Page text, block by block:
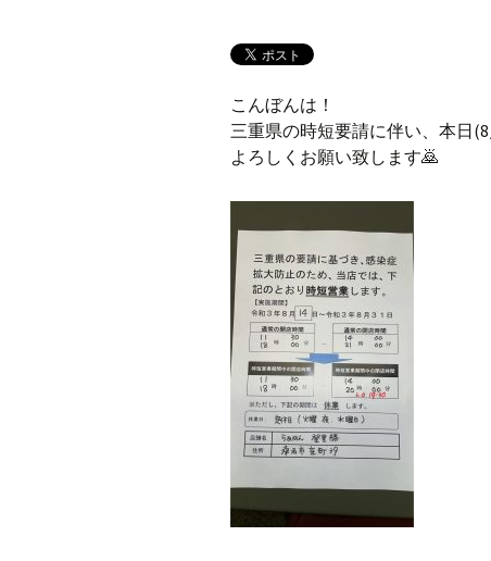
こんぼんは！
三重県の時短要請に伴い、本日
よろしくお願い致します🙇